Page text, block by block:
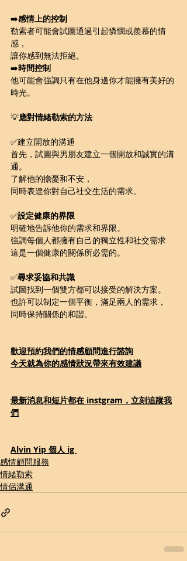
➡️感情上的控制
勒索者可能會試圖通過引起憐憫或羨慕的情
感，
讓你感到無法拒絕。
➡️時間控制
他可能會強調只有在他身邊你才能擁有美好的
時光。
💡應對情緒勒索的方法
✅建立開放的溝通
首先，試圖與男朋友建立一個開放和誠實的溝
通。
了解他的擔憂和不安，
同時表達你對自己社交生活的需求。
✅設定健康的界限
明確地告訴他你的需求和界限。
強調每個人都擁有自己的獨立性和社交需求
這是一個健康的關係所必需的。
✅尋求妥協和共識
試圖找到一個雙方都可以接受的解決方案。
也許可以制定一個平衡，滿足兩人的需求，
同時保持關係的和諧。
歡迎預約我們的情感顧問進行諮詢
今天就為你的感情狀況帶來有效建議
最新消息和短片都在 instgram，立刻追蹤我
們
Alvin Yip 個人 ig
感情顧問服務
情緒勒索
情侶溝通